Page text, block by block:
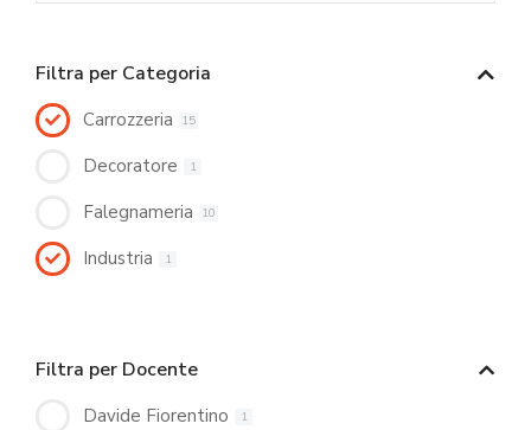
Filtra per Categoria
Carrozzeria 15
Decoratore 1
Falegnameria 10
Industria 1
Filtra per Docente
Davide Fiorentino 1